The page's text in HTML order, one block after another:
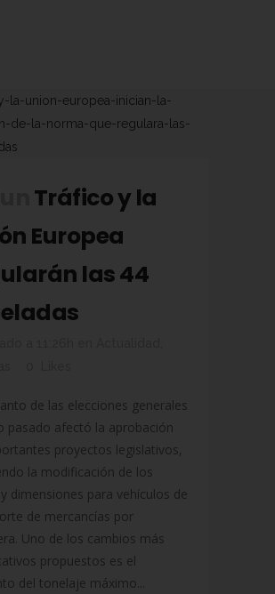
Tráfico y la
Europea
las 44
de las elecciones generales
pasado afectó la aprobación
proyectos legislativos,
la modificación de los
dimensiones para vehículos de
de mercancías por
Uno de los cambios más
propuestos es el
del tonelaje máximo...